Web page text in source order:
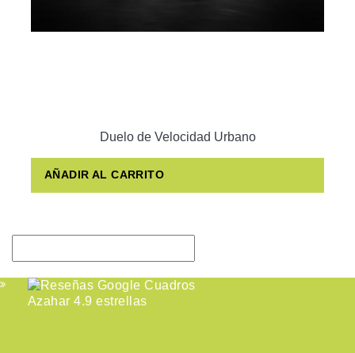
Duelo de Velocidad Urbano
AÑADIR AL CARRITO